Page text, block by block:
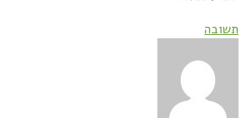
תשובה